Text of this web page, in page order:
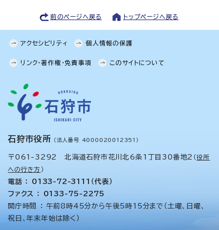
前のページへ戻る トップページへ戻る
アクセシビリティ 個人情報の保護
リンク・著作権・免責事項 このサイトについて
石狩市役所 （法人番号 4000020012351）
〒061-3292 北海道石狩市花川北6条1丁目30番地2 （役所
への行き方 ）
電話 ： 0133-72-3111（代表）
ファクス ： 0133-75-2275
開庁時間 ： 午前8時45分から午後5時15分まで（土曜、日曜、
祝日、年末年始は除く）